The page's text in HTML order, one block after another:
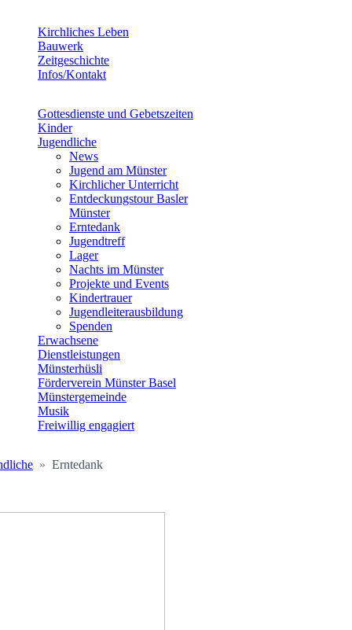
Kirchliches Leben
Bauwerk
Zeitgeschichte
Infos/Kontakt
Gottesdienste und Gebetszeiten
Kinder
Jugendliche
News
Jugend am Münster
Kirchlicher Unterricht
Entdeckungstour Basler
Münster
Erntedank
Jugendtreff
Lager
Nachts im Münster
Projekte und Events
Kindertrauer
Jugendleiterausbildung
Spenden
Erwachsene
Dienstleistungen
Münsterhüsli
Förderverein Münster Basel
Münstergemeinde
Musik
Freiwillig engagiert
Erntedank